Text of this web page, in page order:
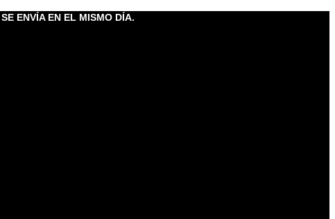
ENVÍA EN EL MISMO DÍA.